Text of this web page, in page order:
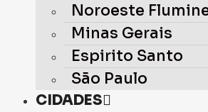
Noroeste
Minas Gerais
Espirito Santo
São Paulo
CIDADES